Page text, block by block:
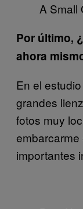
A Small
Por último,
ahora
En el
grandes
fotos muy
importantes